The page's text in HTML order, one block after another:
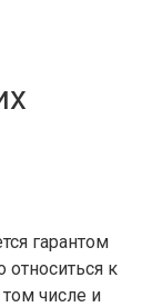
гарантом
к
числе и